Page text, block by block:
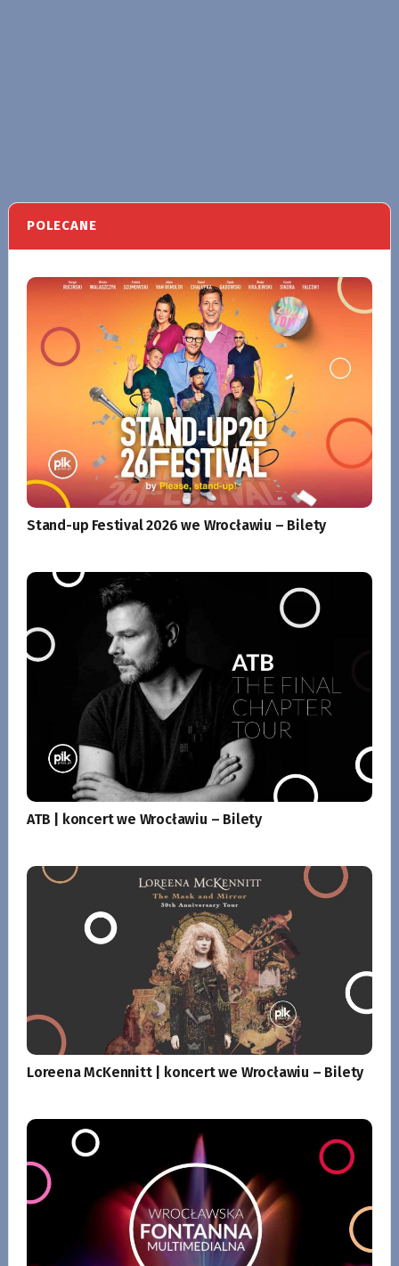
POLECANE
Stand-up Festival 2026 we Wrocławiu – Bilety
ATB | koncert we Wrocławiu – Bilety
Loreena McKennitt | koncert we Wrocławiu – Bilety